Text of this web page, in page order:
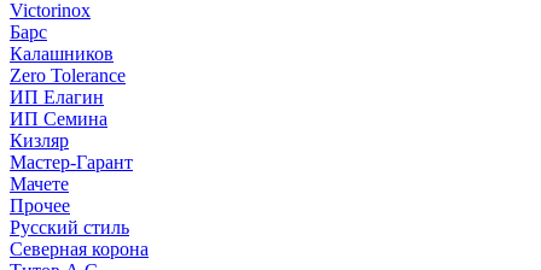
Victorinox
Барс
Калашников
Zero Tolerance
ИП Елагин
ИП Семина
Кизляр
Мастер-Гарант
Мачете
Прочее
Русский стиль
Северная корона